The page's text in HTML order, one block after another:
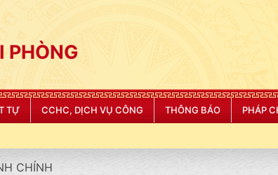
PHÒNG
TỰ CCHC, DỊCH VỤ CÔNG THÔNG BÁO PHÁP
CHÍNH